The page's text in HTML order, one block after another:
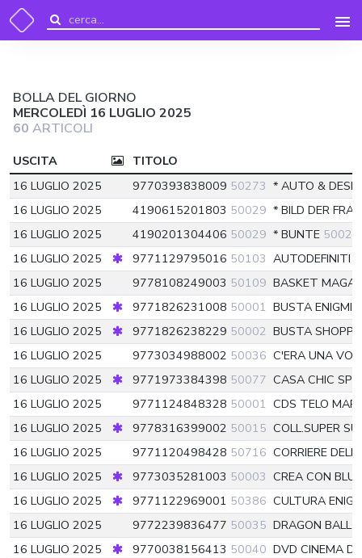
BOLLA DEL GIORNO
MERCOLEDÌ 16 LUGLIO 2025
60 ARTICOLI
USCITA
TITOLO
16 LUGLIO 2025
9770393838009 50273 * AUTO &
16 LUGLIO 2025
4190615201803 50029 * BILD DER
16 LUGLIO 2025
4190201304406 50029 * BUNTE 50029
16 LUGLIO 2025
9771129795016 50103 AUTODEFINITI
16 LUGLIO 2025
9778108249003 50109 BASKET
16 LUGLIO 2025
9771826231008 50001 BUSTA
16 LUGLIO 2025
9771826238229 50002 BUSTA
16 LUGLIO 2025
9773034988002 50036 C'ERA UNA
16 LUGLIO 2025
9771973384398 50077 CASA CHIC
16 LUGLIO 2025
9771124848328 50001 CDS TELO
16 LUGLIO 2025
9778316399002 50015 COLL.SUPER
16 LUGLIO 2025
9771120498428 50716 CORRIERE
16 LUGLIO 2025
9773035281003 50003 CREA CON
16 LUGLIO 2025
9771122969001 50386 CULTURA
16 LUGLIO 2025
9772239836477 50035 DRAGON BALL
16 LUGLIO 2025
9770038156413 50040 DVD CINEMA DI